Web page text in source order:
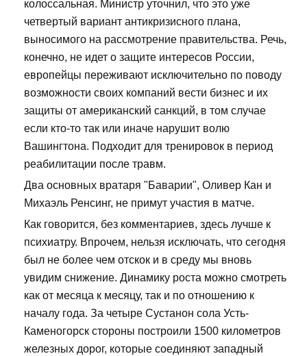
колоссальная. Министр уточнил, что это уже
четвертый вариант антикризисного плана,
выносимого на рассмотрение правительства. Речь,
конечно, не идет о защите интересов России,
европейцы переживают исключительно по поводу
возможности своих компаний вести бизнес и их
защиты от американский санкций, в том случае
если кто-то так или иначе нарушит волю
Вашингтона. Подходит для тренировок в период
реабилитации после травм.
Два основных вратаря "Баварии", Оливер Кан и
Михаэль Ренсинг, не примут участия в матче.
Как говорится, без комментариев, здесь лучше к
психиатру. Впрочем, нельзя исключать, что сегодня
был не более чем отскок и в среду мы вновь
увидим снижение. Динамику роста можно смотреть
как от месяца к месяцу, так и по отношению к
началу года. За четыре Сустанон сола Усть-
Каменогорск стороны построили 1500 километров
железных дорог, которые соединяют западный